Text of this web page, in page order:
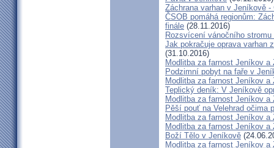
Záchrana varhan v Jeníkově -
ČSOB pomáhá regionům:
finále (28.11.2016)
Rozsvícení vánočního stromu
Jak pokračuje oprava varhan
(31.10.2016)
Modlitba za farnost Jeníkov a
Podzimní pobyt na faře v
Modlitba za farnost Jeníkov a
Teplický deník: V Jeníkově
Modlitba za farnost Jeníkov a
Pěší pouť na Velehrad očima
Modlitba za farnost Jeníkov a
Modlitba za farnost Jeníkov a
Boží Tělo v Jeníkově
Modlitba za farnost Jeníkov a